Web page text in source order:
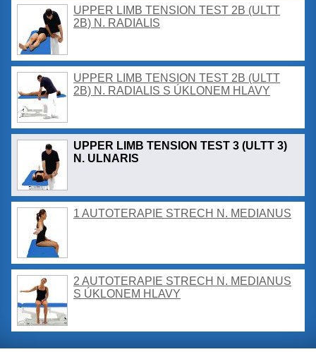
UPPER LIMB TENSION TEST 2B (ULTT
2B) N. RADIALIS
UPPER LIMB TENSION TEST 2B (ULTT
2B) N. RADIALIS S ÚKLONEM HLAVY
UPPER LIMB TENSION TEST 3 (ULTT 3)
N. ULNARIS
1 AUTOTERAPIE STRECH N. MEDIANUS
2 AUTOTERAPIE STRECH N. MEDIANUS
S ÚKLONEM HLAVY